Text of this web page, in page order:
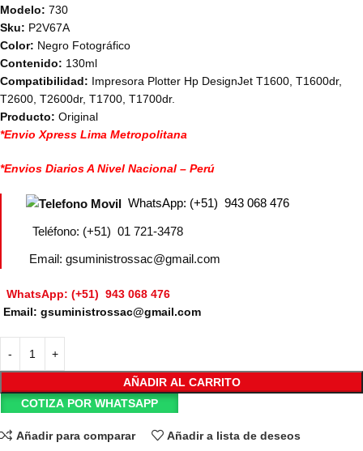
Modelo: 730
Sku: P2V67A
Color: Negro Fotográfico
Contenido: 130ml
Compatibilidad: Impresora Plotter Hp DesignJet T1600, T1600dr,
T2600, T2600dr, T1700, T1700dr.
Producto: Original
*Envio Xpress Lima Metropolitana
*Envios Diarios A Nivel Nacional – Perú
WhatsApp: (+51) 943 068 476
Teléfono: (+51) 01 721-3478
Email: gsuministrossac@gmail.com
WhatsApp: (+51) 943 068 476
Email: gsuministrossac@gmail.com
AÑADIR AL CARRITO
COTIZA POR WHATSAPP
Añadir para comparar Añadir a lista de deseos